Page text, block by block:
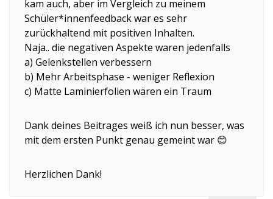
kam auch, aber im Vergleich zu meinem
Schüler*innenfeedback war es sehr
zurückhaltend mit positiven Inhalten.
Naja.. die negativen Aspekte waren jedenfalls
a) Gelenkstellen verbessern
b) Mehr Arbeitsphase - weniger Reflexion
c) Matte Laminierfolien wären ein Traum
Dank deines Beitrages weiß ich nun besser, was
mit dem ersten Punkt genau gemeint war 😊
Herzlichen Dank!